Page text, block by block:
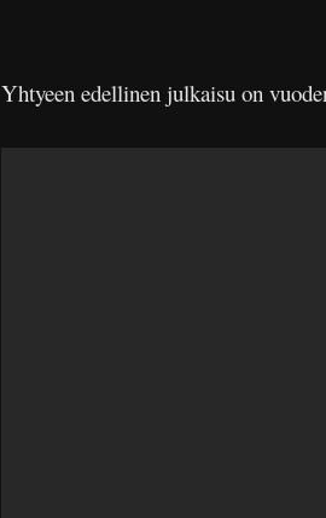
Yhtyeen edellinen julkaisu on